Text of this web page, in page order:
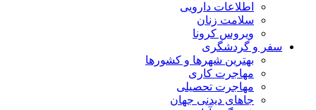
اطلاعات دارویی
سلامت زنان
ویروس کرونا
سفر و گردشگری
بهترین شهرها و کشورها
مهاجرت کاری
مهاجرت تحصیلی
جاهای دیدنی جهان